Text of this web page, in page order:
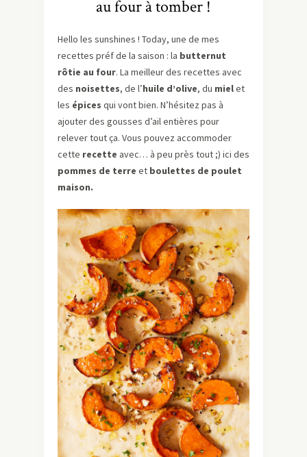
au four à tomber !
Hello les sunshines ! Today, une de mes
recettes préf de la saison : la butternut
rôtie au four. La meilleur des recettes avec
des noisettes, de l’huile d’olive, du mielet
les épices qui vont bien. N’hésitez pas à
ajouter des gousses d’ail entières pour
relever tout ça. Vous pouvez accommoder
cette recette avec… à peu près tout ;) ici des
pommes de terre et boulettes de poulet
maison.